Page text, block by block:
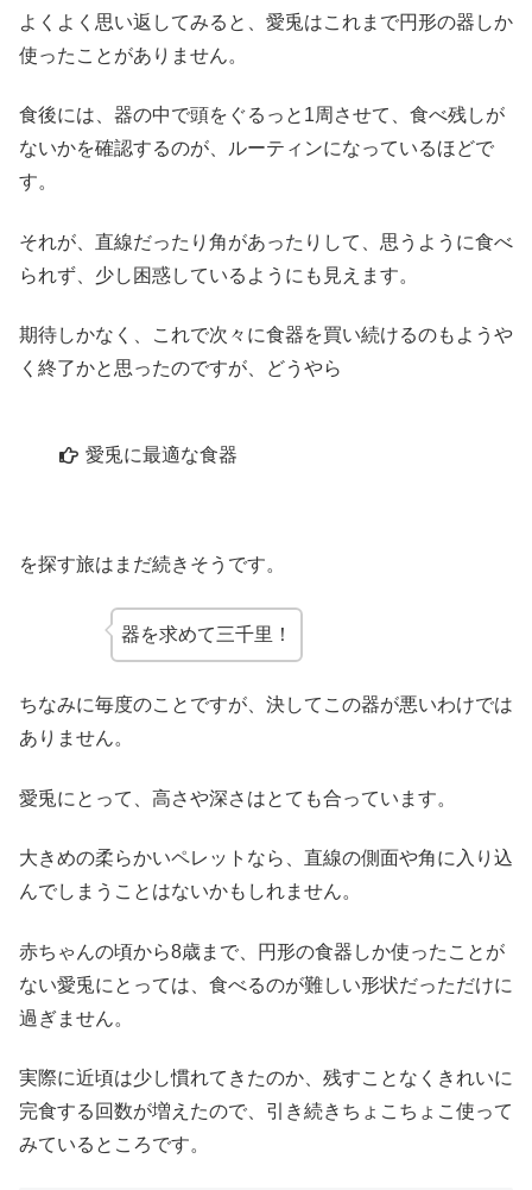
よくよく思い返してみると、愛兎はこれまで円形の器しか
使ったことがありません。
食後には、器の中で頭をぐるっと1周させて、食べ残しが
ないかを確認するのが、ルーティンになっているほどで
す。
それが、直線だったり角があったりして、思うように食べ
られず、少し困惑しているようにも見えます。
期待しかなく、これで次々に食器を買い続けるのもようや
く終了かと思ったのですが、どうやら
愛兎に最適な食器
を探す旅はまだ続きそうです。
器を求めて三千里！
ちなみに毎度のことですが、決してこの器が悪いわけでは
ありません。
愛兎にとって、高さや深さはとても合っています。
大きめの柔らかいペレットなら、直線の側面や角に入り込
んでしまうことはないかもしれません。
赤ちゃんの頃から8歳まで、円形の食器しか使ったことが
ない愛兎にとっては、食べるのが難しい形状だっただけに
過ぎません。
実際に近頃は少し慣れてきたのか、残すことなくきれいに
完食する回数が増えたので、引き続きちょこちょこ使って
みているところです。